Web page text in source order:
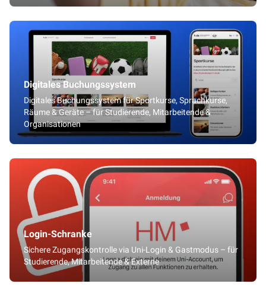
Digitales Buchungssystem
Digitales Buchungssystem für Sportkurse, Sprachkurse,
Räume & Geräte – für Studierende, Mitarbeitende &
Organisationen
Login-Schranke
Sichere Zugangskontrolle via Uni-Login & Gastmodus – für
Studierende, Mitarbeitende & Externe